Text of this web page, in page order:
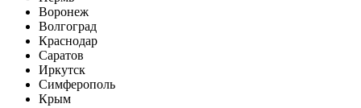
Воронеж
Волгоград
Краснодар
Саратов
Иркутск
Симферополь
Крым